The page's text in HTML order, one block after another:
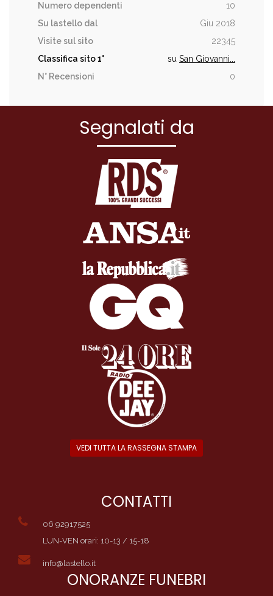
Numero dependenti
10
Su lastello dal
Giu 2018
Visite sul sito
22345
Classifica sito1° su San Giovanni...
N° Recensioni
0
Segnalati da
VEDI TUTTA LA RASSEGNA STAMPA
CONTATTI
06 92917525
LUN-VEN orari: 10-13 / 15-18
info@lastello.it
ONORANZE FUNEBRI